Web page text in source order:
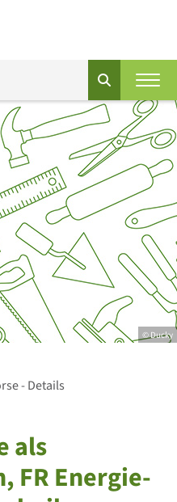
© Ducky
- Details
als
FR Energie-